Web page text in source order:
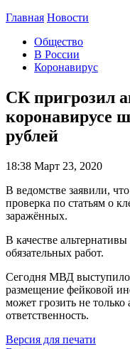
Главная Новости
Общество
В России
Коронавирус
СК пригрозил
коронавирусе
рублей
18:38 Март 23, 2020
В ведомстве заявили,
проверка по статьям о
заражённых.
В качестве
обязательных работ.
Сегодня МВД выступило
размещение фейковой
может грозить не
ответственность.
Версия для печати